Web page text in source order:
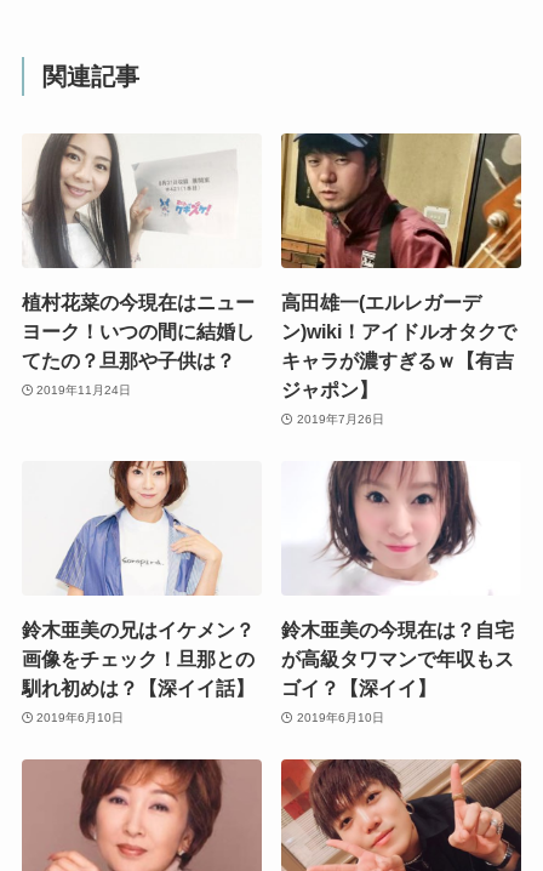
関連記事
植村花菜の今現在はニュー
ヨーク！いつの間に結婚し
てたの？旦那や子供は？
2019年11月24日
高田雄一(エルレガーデ
ン)wiki！アイドルオタクで
キャラが濃すぎるｗ【有吉
ジャポン】
2019年7月26日
鈴木亜美の兄はイケメン？
画像をチェック！旦那との
馴れ初めは？【深イイ話】
2019年6月10日
鈴木亜美の今現在は？自宅
が高級タワマンで年収もス
ゴイ？【深イイ】
2019年6月10日